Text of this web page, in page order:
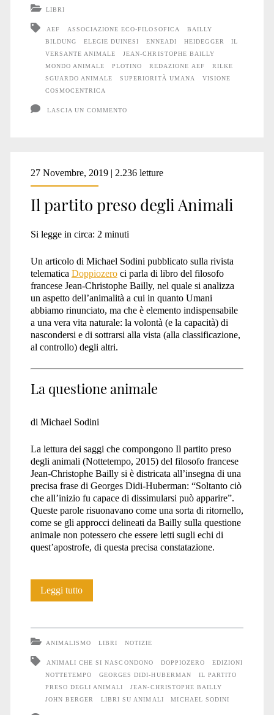
LIBRI
AEF ASSOCIAZIONE ECO-FILOSOFICA
BAILLY
BILDUNG
ELEGIE DUINESI ENNEADI HEIDEGGER
IL
VERSANTE ANIMALE
JEAN-CHRISTOPHE BAILLY
MONDO ANIMALE
PLOTINO REDAZIONE AEF
RILKE
SGUARDO ANIMALE
SUPERIORITÀ UMANA
VISIONE
COSMOCENTRICA
LASCIA UN COMMENTO
27 Novembre, 2019 | 2.236 letture
Il partito preso degli Animali
Si legge in circa: 2 minuti
Un articolo di Michael Sodini pubblicato sulla rivista
telematica Doppiozeroci parla di libro del filosofo
francese Jean-Christophe Bailly, nel quale si analizza
un aspetto dell’animalità a cui in quanto Umani
abbiamo rinunciato, ma che è elemento indispensabile
a una vera vita naturale: la volontà (e la capacità) di
nascondersi e di sottrarsi alla vista (alla classificazione,
al controllo) degli altri.
La questione animale
di Michael Sodini
La lettura dei saggi che compongono Il partito preso
degli animali (Nottetempo, 2015) del filosofo francese
Jean-Christophe Bailly si è districata all’insegna di una
precisa frase di Georges Didi-Huberman: “Soltanto ciò
che all’inizio fu capace di dissimularsi può apparire”.
Queste parole risuonavano come una sorta di ritornello,
come se gli approcci delineati da Bailly sulla questione
animale non potessero che essere letti sugli echi di
quest’apostrofe, di questa precisa constatazione.
Leggi tuttoIl
Animali
ANIMALISMO LIBRI NOTIZIE
ANIMALI CHE SI NASCONDONO DOPPIOZERO
EDIZIONI
NOTTETEMPO
GEORGES DIDI-HUBERMAN
IL PARTITO
PRESO DEGLI ANIMALI
JEAN-CHRISTOPHE BAILLY
JOHN BERGER
LIBRI SU ANIMALI MICHAEL SODINI